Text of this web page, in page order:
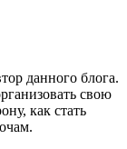
данного блога.
свою
как стать